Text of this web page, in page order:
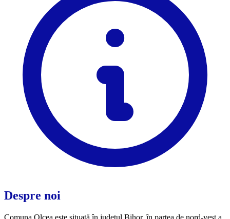
Despre noi
Comuna Olcea este situată în județul Bihor, în partea de nord-vest a